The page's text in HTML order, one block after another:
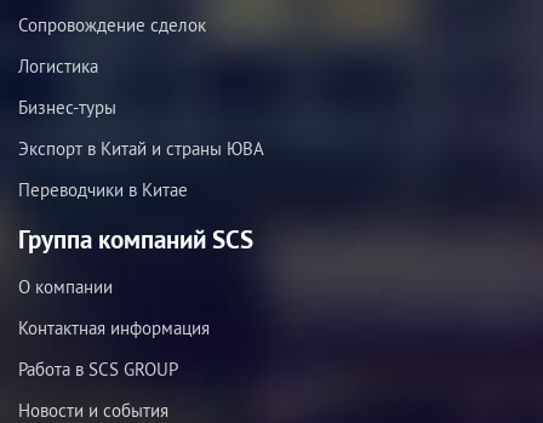
Сопровождение сделок
Логистика
Бизнес-туры
Экспорт в Китай и страны ЮВА
Переводчики в Китае
Группа компаний SCS
О компании
Контактная информация
Работа в SCS GROUP
Новости и события